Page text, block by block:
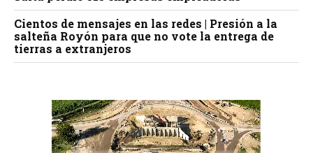
Cientos de mensajes en las redes | Presión a la
salteña Royón para que no vote la entrega de
tierras a extranjeros